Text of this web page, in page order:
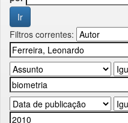
Filtros correntes: